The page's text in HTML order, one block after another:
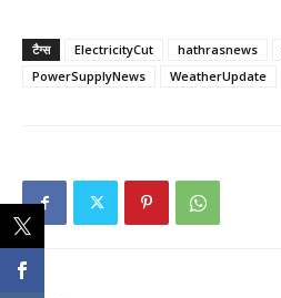
टैग्स ElectricityCut hathrasnews
PowerSupplyNews
WeatherUpdate